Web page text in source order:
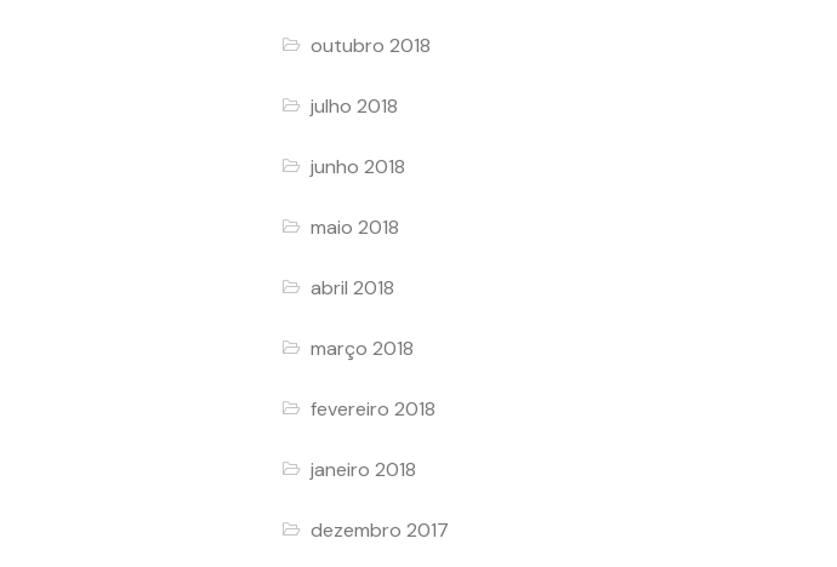
outubro 2018
julho 2018
junho 2018
maio 2018
abril 2018
março 2018
fevereiro 2018
janeiro 2018
dezembro 2017